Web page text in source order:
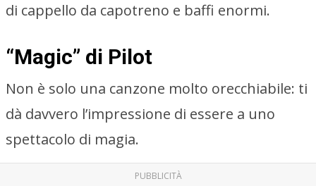
di cappello da capotreno e baffi enormi.
“Magic” di Pilot
Non è solo una canzone molto orecchiabile: ti
dà davvero l’impressione di essere a uno
spettacolo di magia.
PUBBLICITÀ